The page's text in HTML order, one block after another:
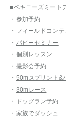
■ペキニーズミート
・ 参加予約
・フィールドコン
・ パピーセミナー
・ 個別レッスン
・ 撮影会予約
・ 50mスプリント&
・ 30mレース
・
ドッグラン予約
・ 家族でダッシュ